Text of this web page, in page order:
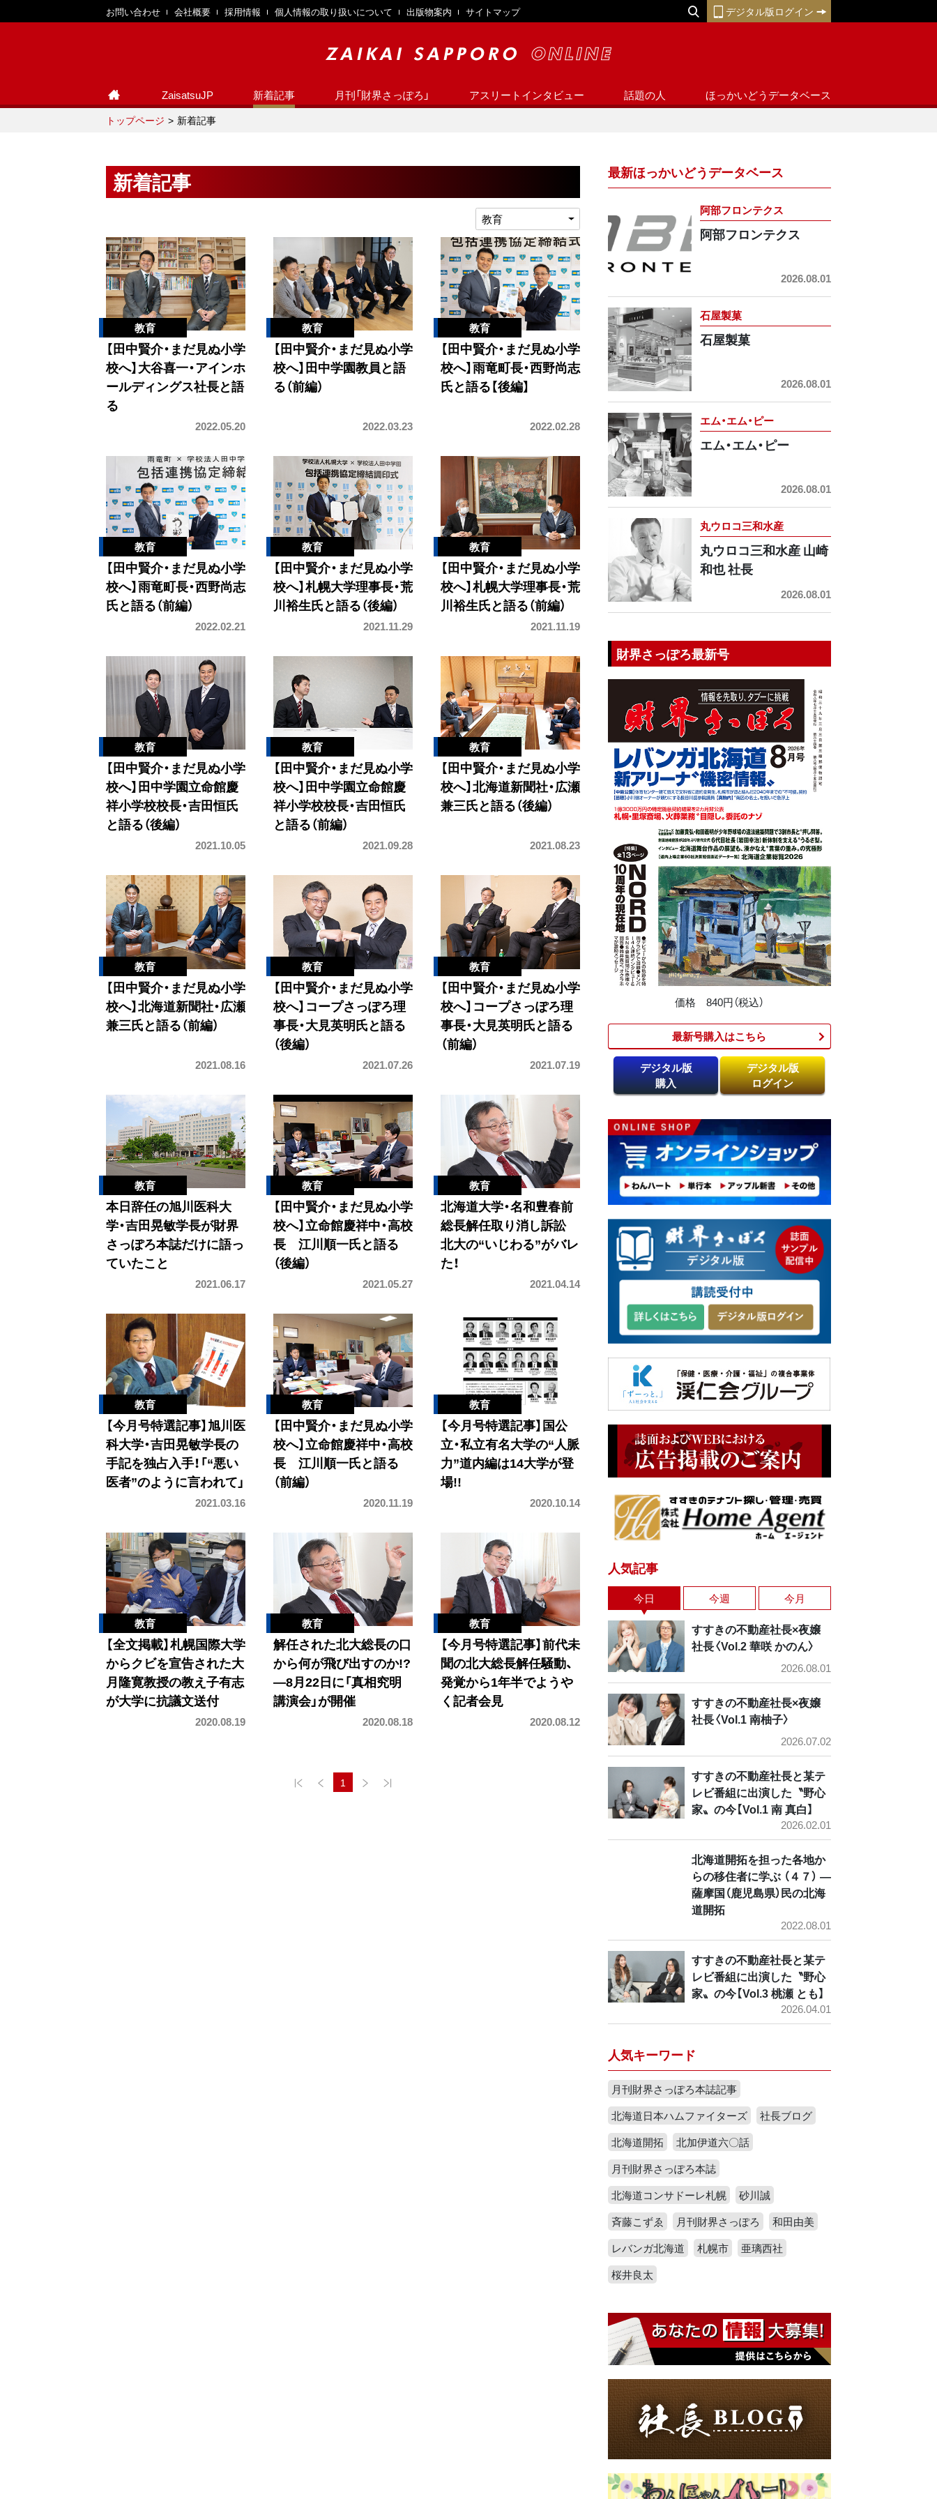
お問い合わせ 会社概要 採用情報 個人情報の取り扱いについて 出版物案内 サイトマップ デジタル版ログイン
ZaisatsuJP 新着記事 月刊「財界さっぽろ」 アスリートインタビュー 話題の人 ほっかいどうデータベース
トップページ 新着記事
新着記事
教育
【田中賢介・まだ見ぬ小学
校へ】大谷喜一・アインホ
ールディングス社長と語
る
2022.05.20
【田中賢介・まだ見ぬ小学
校へ】田中学園教員と語
る（前編）
2022.03.23
【田中賢介・まだ見ぬ小学
校へ】雨竜町長・西野尚志
氏と語る【後編】
2022.02.28
【田中賢介・まだ見ぬ小学
校へ】雨竜町長・西野尚志
氏と語る（前編）
2022.02.21
【田中賢介・まだ見ぬ小学
校へ】札幌大学理事長・荒
川裕生氏と語る（後編）
2021.11.29
【田中賢介・まだ見ぬ小学
校へ】札幌大学理事長・荒
川裕生氏と語る（前編）
2021.11.19
【田中賢介・まだ見ぬ小学
校へ】田中学園立命館慶
祥小学校校長・吉田恒氏
と語る（後編）
2021.10.05
【田中賢介・まだ見ぬ小学
校へ】田中学園立命館慶
祥小学校校長・吉田恒氏
と語る（前編）
2021.09.28
【田中賢介・まだ見ぬ小学
校へ】北海道新聞社・広瀬
兼三氏と語る（後編）
2021.08.23
【田中賢介・まだ見ぬ小学
校へ】北海道新聞社・広瀬
兼三氏と語る（前編）
2021.08.16
【田中賢介・まだ見ぬ小学
校へ】コープさっぽろ理
事長・大見英明氏と語る
（後編）
2021.07.26
【田中賢介・まだ見ぬ小学
校へ】コープさっぽろ理
事長・大見英明氏と語る
（前編）
2021.07.19
本日辞任の旭川医科大
学・吉田晃敏学長が財界
さっぽろ本誌だけに語っ
ていたこと
2021.06.17
【田中賢介・まだ見ぬ小学
校へ】立命館慶祥中・高校
長 江川順一氏と語る
（後編）
2021.05.27
北海道大学・名和豊春前
総長解任取り消し訴訟
北大の“いじわる”がバレ
た！
2021.04.14
【今月号特選記事】旭川医
科大学・吉田晃敏学長の
手記を独占入手！「“悪い
医者”のように言われて」
2021.03.16
【田中賢介・まだ見ぬ小学
校へ】立命館慶祥中・高校
長 江川順一氏と語る
（前編）
2020.11.19
【今月号特選記事】国公
立・私立有名大学の“人脈
力”道内編は14大学が登
場!!
2020.10.14
【全文掲載】札幌国際大学
からクビを宣告された大
月隆寛教授の教え子有志
が大学に抗議文送付
2020.08.19
解任された北大総長の口
から何が飛び出すのか!?
―8月22日に「真相究明
講演会」が開催
2020.08.18
【今月号特選記事】前代未
聞の北大総長解任騒動、
発覚から1年半でようや
く記者会見
2020.08.12
1
最新ほっかいどうデータベース
阿部フロンテクス
阿部フロンテクス
2026.08.01
石屋製菓
石屋製菓
2026.08.01
エム・エム・ピー
エム・エム・ピー
2026.08.01
丸ウロコ三和水産
丸ウロコ三和水産 山崎
和也 社長
2026.08.01
財界さっぽろ最新号
価格 840円（税込）
最新号購入はこちら​
デジタル版
購入
デジタル版
ログイン
人気記事
今日 今週 今月
すすきの不動産社長×夜嬢
社長〈Vol.2 華咲 かのん〉
2026.08.01
すすきの不動産社長×夜嬢
社長〈Vol.1 南柚子〉
2026.07.02
すすきの不動産社長と某テ
レビ番組に出演した〝野心
家〟の今【Vol.1 南 真白】
2026.02.01
北海道開拓を担った各地か
らの移住者に学ぶ （４７） ―
薩摩国（鹿児島県）民の北海
道開拓
2022.08.01
すすきの不動産社長と某テ
レビ番組に出演した〝野心
家〟の今【Vol.3 桃瀬 とも】
2026.04.01
人気キーワード
月刊財界さっぽろ本誌記事
北海道日本ハムファイターズ
社長ブログ
北海道開拓
北加伊道六〇話
月刊財界さっぽろ本誌
北海道コンサドーレ札幌
砂川誠
斉藤こずゑ
月刊財界さっぽろ
和田由美
レバンガ北海道
札幌市
亜璃西社
桜井良太